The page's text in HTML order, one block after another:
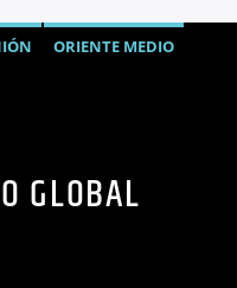
ORIENTE MEDIO
GLOBAL